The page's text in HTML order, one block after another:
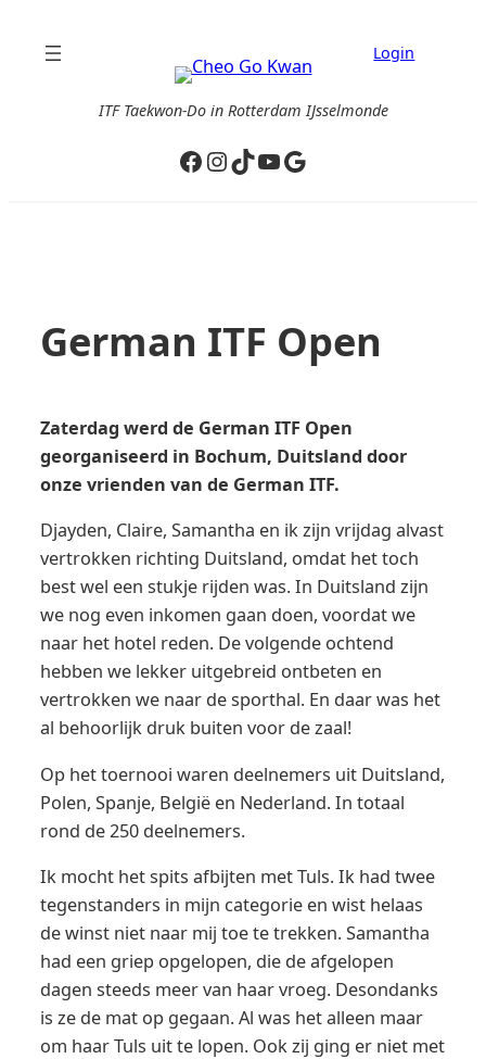
Login
ITF Taekwon-Do in Rotterdam IJsselmonde
Facebook
Instagram
TikTok
YouTube
Google
German ITF Open
Zaterdag werd de German ITF Open
georganiseerd in Bochum, Duitsland door
onze vrienden van de German ITF.
Djayden, Claire, Samantha en ik zijn vrijdag alvast
vertrokken richting Duitsland, omdat het toch
best wel een stukje rijden was. In Duitsland zijn
we nog even inkomen gaan doen, voordat we
naar het hotel reden. De volgende ochtend
hebben we lekker uitgebreid ontbeten en
vertrokken we naar de sporthal. En daar was het
al behoorlijk druk buiten voor de zaal!
Op het toernooi waren deelnemers uit Duitsland,
Polen, Spanje, België en Nederland. In totaal
rond de 250 deelnemers.
Ik mocht het spits afbijten met Tuls. Ik had twee
tegenstanders in mijn categorie en wist helaas
de winst niet naar mij toe te trekken. Samantha
had een griep opgelopen, die de afgelopen
dagen steeds meer van haar vroeg. Desondanks
is ze de mat op gegaan. Al was het alleen maar
om haar Tuls uit te lopen. Ook zij ging er niet met